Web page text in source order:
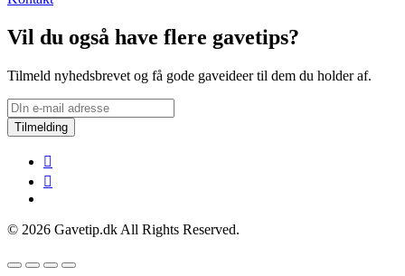
Vil du også have flere gavetips?
Tilmeld nyhedsbrevet og få gode gaveideer til dem du holder af.
Tilmelding
© 2026 Gavetip.dk All Rights Reserved.